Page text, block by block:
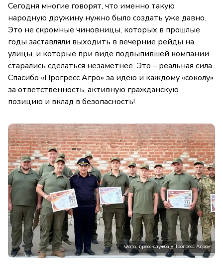
Сегодня многие говорят, что именно такую
народную дружину нужно было создать уже давно.
Это не скромные чиновницы, которых в прошлые
годы заставляли выходить в вечерние рейды на
улицы, и которые при виде подвыпившей компании
старались сделаться незаметнее. Это – реальная сила.
Спасибо «Прогресс Агро» за идею и каждому «соколу»
за ответственность, активную гражданскую
позицию и вклад в безопасность!
Фото: пресс-служба «Прогресс Агро»